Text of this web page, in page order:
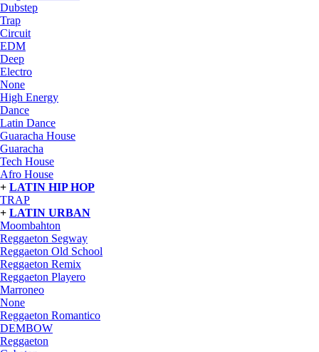
Dubstep
Trap
Circuit
EDM
Deep
Electro
None
High Energy
Dance
Latin Dance
Guaracha House
Guaracha
Tech House
Afro House
+ LATIN HIP HOP
TRAP
+ LATIN URBAN
Moombahton
Reggaeton Segway
Reggaeton Old School
Reggaeton Remix
Reggaeton Playero
Marroneo
None
Reggaeton Romantico
DEMBOW
Reggaeton